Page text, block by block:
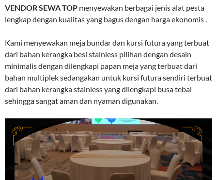
VENDOR SEWA TOP menyewakan berbagai jenis alat pesta
lengkap dengan kualitas yang bagus dengan harga ekonomis .
Kami menyewakan meja bundar dan kursi futura yang terbuat
dari bahan kerangka besi stainless pilihan dengan desain
minimalis dengan dilengkapi papan meja yang terbuat dari
bahan multiplek sedangakan untuk kursi futura sendiri terbuat
dari bahan kerangka stainless yang dilengkapi busa tebal
sehingga sangat aman dan nyaman digunakan.